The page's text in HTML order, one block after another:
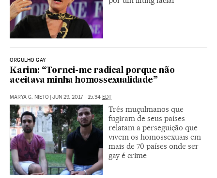
ORGULHO GAY
Karim: “Tornei-me radical porque não
aceitava minha homossexualidade”
MARYA G. NIETO | JUN 29, 2017 - 15:34 EDT
Três muçulmanos que
fugiram de seus países
relatam a perseguição que
vivem os homossexuais em
mais de 70 países onde ser
gay é crime